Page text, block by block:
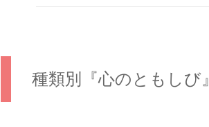
種類別『心のともしび』